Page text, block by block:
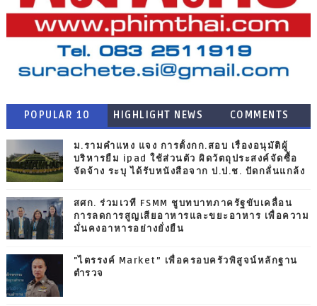
POPULAR 10 HIGHLIGHT NEWS COMMENTS
ม.รามคำแหง แจง การตั้งกก.สอบ เรื่องอนุมัติผู้
บริหารยืม ipad ใช้ส่วนตัว ผิดวัตถุประสงค์จัดซื้อ
จัดจ้าง ระบุ ได้รับหนังสือจาก ป.ป.ช. ปัดกลั่นแกล้ง
สศก. ร่วมเวที FSMM ชูบทบาทภาครัฐขับเคลื่อน
การลดการสูญเสียอาหารและขยะอาหาร เพื่อความ
มั่นคงอาหารอย่างยั่งยืน
"ไตรรงค์ Market” เพื่อครอบครัวพิสูจน์หลักฐาน
ตำรวจ